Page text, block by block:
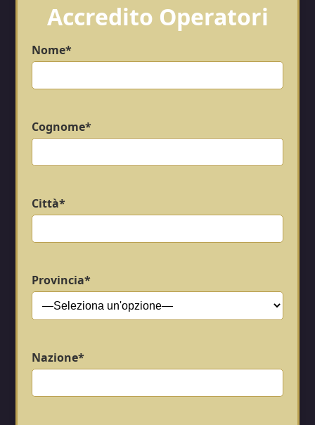
Accredito Operatori
Nome*
Cognome*
Città*
Provincia*
Nazione*